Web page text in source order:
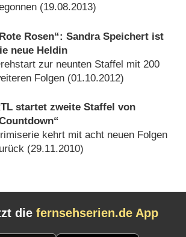
(19.08.2013)
Rosen“: Sandra Speichert ist
neue Heldin
zur neunten Staffel mit 200
Folgen (01.10.2012)
startet zweite Staffel von
kehrt mit acht neuen Folgen
(29.11.2010)
die fernsehserien.de App